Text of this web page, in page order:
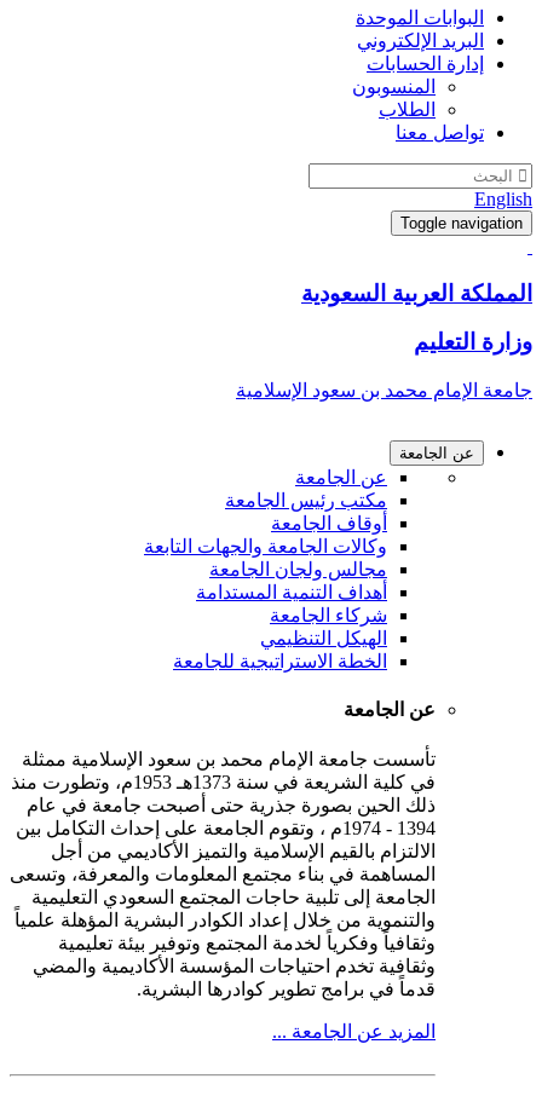
البوابات الموحدة
البريد الإلكتروني
إدارة الحسابات
المنسوبون
الطلاب
تواصل معنا
English
Toggle navigation
المملكة العربية السعودية
وزارة التعليم
جامعة الإمام محمد بن سعود الإسلامية
عن الجامعة
عن الجامعة
مكتب رئيس الجامعة
أوقاف الجامعة
وكالات الجامعة والجهات التابعة
مجالس ولجان الجامعة
أهداف التنمية المستدامة
شركاء الجامعة
الهيكل التنظيمي
الخطة الاستراتيجية للجامعة
عن الجامعة
تأسست جامعة الإمام محمد بن سعود الإسلامية ممثلة
في كلية الشريعة في سنة 1373هـ 1953م، وتطورت منذ
ذلك الحين بصورة جذرية حتى أصبحت جامعة في عام
1394 - 1974م ، وتقوم الجامعة على إحداث التكامل بين
الالتزام بالقيم الإسلامية والتميز الأكاديمي من أجل
المساهمة في بناء مجتمع المعلومات والمعرفة، وتسعى
الجامعة إلى تلبية حاجات المجتمع السعودي التعليمية
والتنموية من خلال إعداد الكوادر البشرية المؤهلة علمياً
وثقافياً وفكرياً لخدمة المجتمع وتوفير بيئة تعليمية
وثقافية تخدم احتياجات المؤسسة الأكاديمية والمضي
قدماً في برامج تطوير كوادرها البشرية.
المزيد عن الجامعة ...